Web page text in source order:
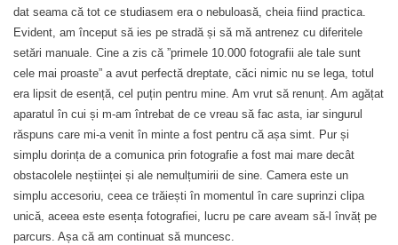
dat seama că tot ce studiasem era o nebuloasă, cheia fiind practica.
Evident, am început să ies pe stradă și să mă antrenez cu diferitele
setări manuale. Cine a zis că ”primele 10.000 fotografii ale tale sunt
cele mai proaste” a avut perfectă dreptate, căci nimic nu se lega, totul
era lipsit de esență, cel puțin pentru mine. Am vrut să renunț. Am agățat
aparatul în cui și m-am întrebat de ce vreau să fac asta, iar singurul
răspuns care mi-a venit în minte a fost pentru că așa simt. Pur și
simplu dorința de a comunica prin fotografie a fost mai mare decât
obstacolele neștiinței și ale nemulțumirii de sine. Camera este un
simplu accesoriu, ceea ce trăiești în momentul în care suprinzi clipa
unică, aceea este esența fotografiei, lucru pe care aveam să-l învăț pe
parcurs. Așa că am continuat să muncesc.